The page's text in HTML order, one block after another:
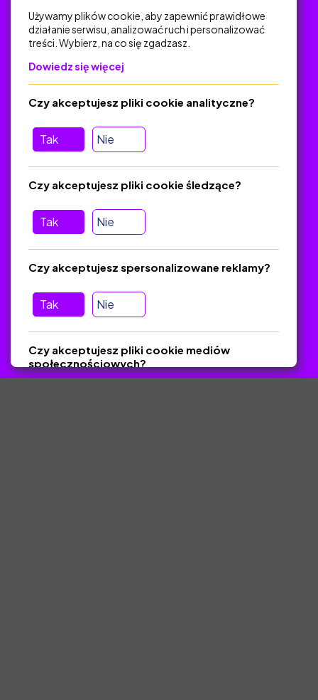
Na skróty
Polityka Prywatności
Regulamin
O platformie
Baza materiałów dydaktycznych
Jak zostać autorem
FAQ
wiadomość nie trafiła do folderu SPAM)
Materiały chronione Prawem Autorskim.
Używamy plików cookie, aby zapewnić prawidłowe
działanie serwisu, analizować ruch i personalizować
treści. Wybierz, na co się zgadzasz.
Dowiedz się więcej
Tak Nie
Czy akceptujesz pliki cookie analityczne?
Tak Nie
Czy akceptujesz pliki cookie śledzące?
Tak Nie
Czy akceptujesz spersonalizowane reklamy?
Czy akceptujesz pliki cookie mediów
społecznościowych?